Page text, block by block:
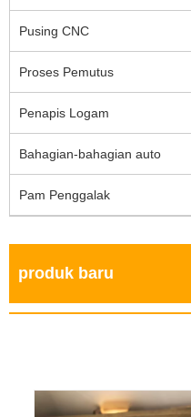
Pusing CNC
Proses Pemutus
Penapis Logam
Bahagian-bahagian auto
Pam Penggalak
produk baru